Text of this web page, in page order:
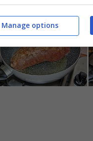
Manage options